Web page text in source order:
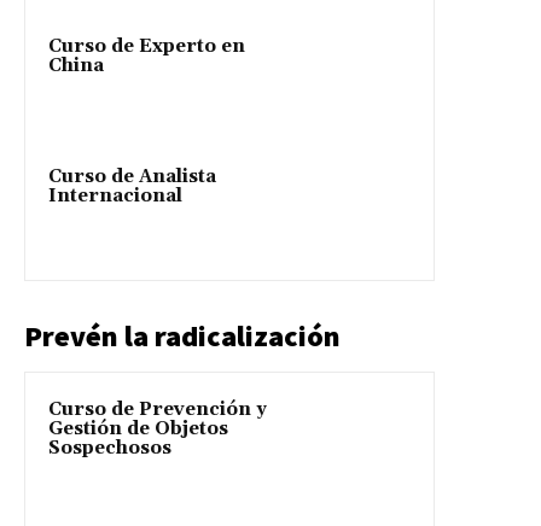
Curso de Experto en
China
Curso de Analista
Internacional
Prevén la radicalización
Curso de Prevención y
Gestión de Objetos
Sospechosos